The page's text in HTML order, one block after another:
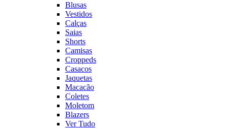
Blusas
Vestidos
Calças
Saias
Shorts
Camisas
Croppeds
Casacos
Jaquetas
Macacão
Coletes
Moletom
Blazers
Ver Tudo